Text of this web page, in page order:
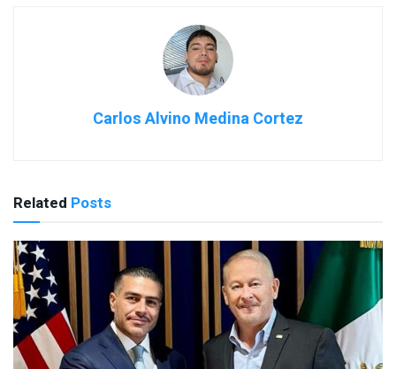
Carlos Alvino Medina Cortez
Related Posts